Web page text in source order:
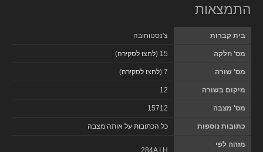
התמצאות
בית קברות צ'נסטוחובה
מס' חלקה 15 ( לחצו לסקירה)
מס' שורה 7 ( לחצו לסקירה)
מיקום בשורה 12
מס' מצבה 15712
כתובות נוספות כל הכתובות על אותה מצבה
מזהה לפי